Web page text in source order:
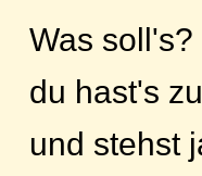
Was
du hast's
und stehst